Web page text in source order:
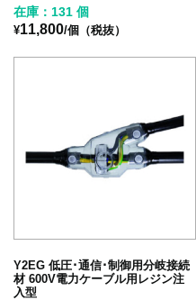
在庫：131 個
¥11,800/個（税抜）
Y2EG 低圧･通信･制御用分岐接続
材 600V電力ケーブル用レジン注
入型